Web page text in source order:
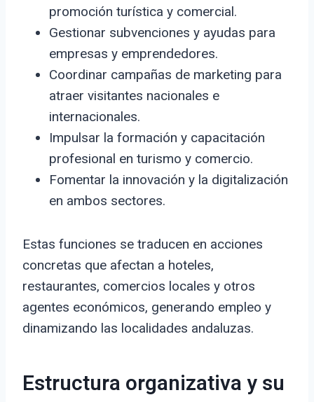
promoción turística y comercial.
Gestionar subvenciones y ayudas para
empresas y emprendedores.
Coordinar campañas de marketing para
atraer visitantes nacionales e
internacionales.
Impulsar la formación y capacitación
profesional en turismo y comercio.
Fomentar la innovación y la digitalización
en ambos sectores.
Estas funciones se traducen en acciones
concretas que afectan a hoteles,
restaurantes, comercios locales y otros
agentes económicos, generando empleo y
dinamizando las localidades andaluzas.
Estructura organizativa y su